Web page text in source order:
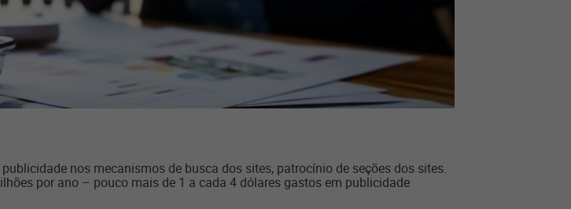
publicidade nos mecanismos de busca dos sites, patrocínio de seções dos sites.
por ano – pouco mais de 1 a cada 4 dólares gastos em publicidade